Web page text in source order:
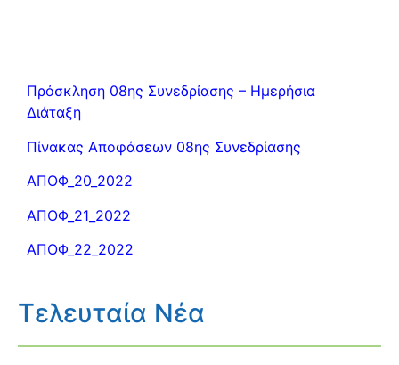
Πρόσκληση 08ης Συνεδρίασης – Ημερήσια
Διάταξη
Πίνακας Αποφάσεων 08ης Συνεδρίασης
ΑΠΟΦ_20_2022
ΑΠΟΦ_21_2022
ΑΠΟΦ_22_2022
Τελευταία Νέα